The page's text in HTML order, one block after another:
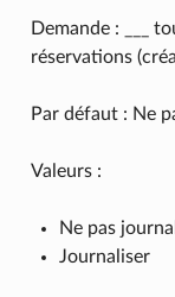
Demande : ___
réservations
Par défaut : Ne
Valeurs :
Ne pas
Journaliser